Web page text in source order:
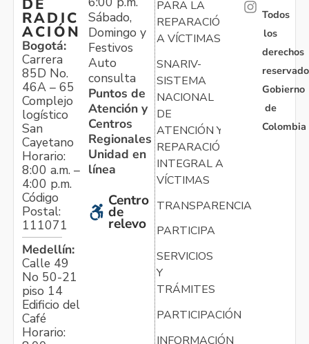
DE
RADIC
ACIÓN
Bogotá:
Carrera
85D No.
46A – 65
Complejo
logístico
San
Cayetano
Horario:
8:00 a.m. –
4:00 p.m.
Código
Postal:
111071
Medellín:
Calle 49
No 50-21
piso 14
Edificio del
Café
Horario:
Sábado,
Domingo y
Festivos
Auto
consulta
Puntos de
Atención y
Centros
Regionales
Unidad en
línea
Centro
de
relevo
PARA LA
REPARACIÓN
A VÍCTIMAS
SNARIV-
SISTEMA
NACIONAL
DE
ATENCIÓN Y
REPARACIÓN
INTEGRAL A
VÍCTIMAS
TRANSPARENCIA
PARTICIPA
SERVICIOS
Y
TRÁMITES
PARTICIPACIÓN
INFORMACIÓN
Todos
los
derechos
Gobierno
de
Colombia